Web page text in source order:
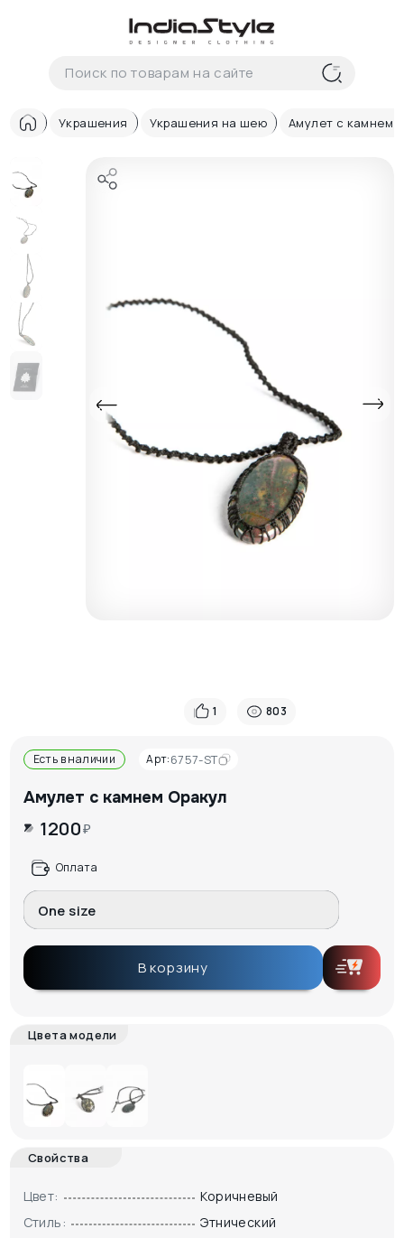
Корзина
В корзиненеттоваров
Украшения Украшения на шею Амулет с камнем
1 803
Есть в наличии Арт:6757-ST
Амулет с камнем Оракул
1200₽
Оплата
One size
В корзину
Цвета модели
Свойства
Цвет:
Коричневый
Стиль:
Этнический